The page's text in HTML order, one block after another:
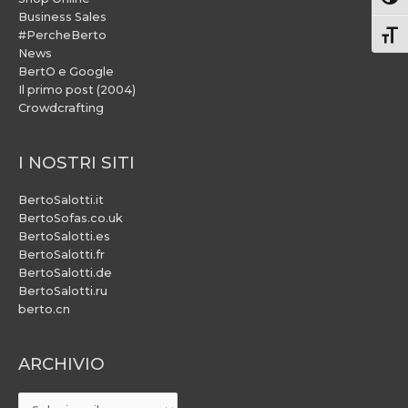
Business Sales
#PercheBerto
News
BertO e Google
Il primo post (2004)
Crowdcrafting
I NOSTRI SITI
BertoSalotti.it
BertoSofas.co.uk
BertoSalotti.es
BertoSalotti.fr
BertoSalotti.de
BertoSalotti.ru
berto.cn
ARCHIVIO
ARCHIVIO